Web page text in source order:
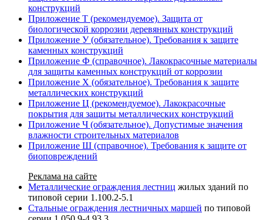
конструкций
Приложение Т (рекомендуемое). Защита от
биологической коррозии деревянных конструкций
Приложение У (обязательное). Требования к защите
каменных конструкций
Приложение Ф (справочное). Лакокрасочные материалы
для защиты каменных конструкций от коррозии
Приложение Х (обязательное). Требования к защите
металлических конструкций
Приложение Ц (рекомендуемое). Лакокрасочные
покрытия для защиты металлических конструкций
Приложение Ч (обязательное). Допустимые значения
влажности строительных материалов
Приложение Ш (справочное). Требования к защите от
биоповреждений
Реклама на сайте
Металлические ограждения лестниц жилых зданий по
типовой серии 1.100.2-5.1
Стальные ограждения лестничных маршей по типовой